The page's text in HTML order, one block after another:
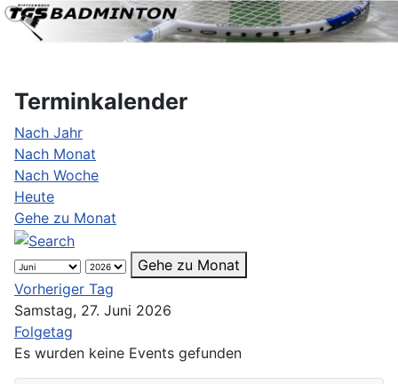
Terminkalender
Nach Jahr
Nach Monat
Nach Woche
Heute
Gehe zu Monat
Gehe zu Monat
Vorheriger Tag
Samstag, 27. Juni 2026
Folgetag
Es wurden keine Events gefunden